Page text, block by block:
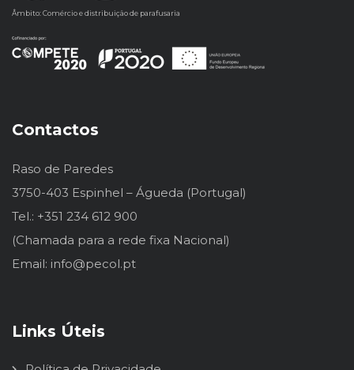
Âmbito: Comércio e distribuição de parafusaria
Contactos
Raso de Paredes
3750-403 Espinhel – Águeda (Portugal)
Tel.: +351 234 612 900
(Chamada para a rede fixa Nacional)
Email: info@pecol.pt
Links Úteis